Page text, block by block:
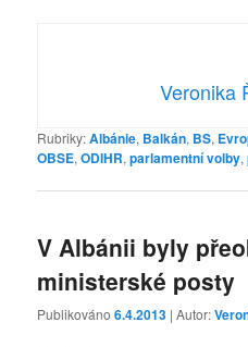
Veronika
Rubriky:Albánie, Balkán, BS,
OBSE,ODIHR,parlamentní volby,
V Albánii byly
ministerské posty
Publikováno6.4.2013 | Autor: